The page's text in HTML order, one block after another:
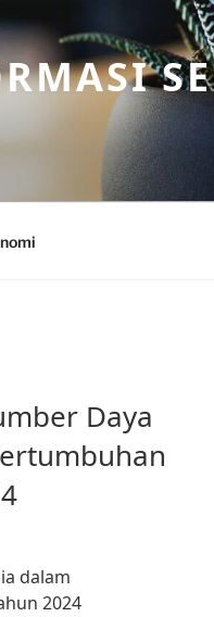
Daya
dalam
2024